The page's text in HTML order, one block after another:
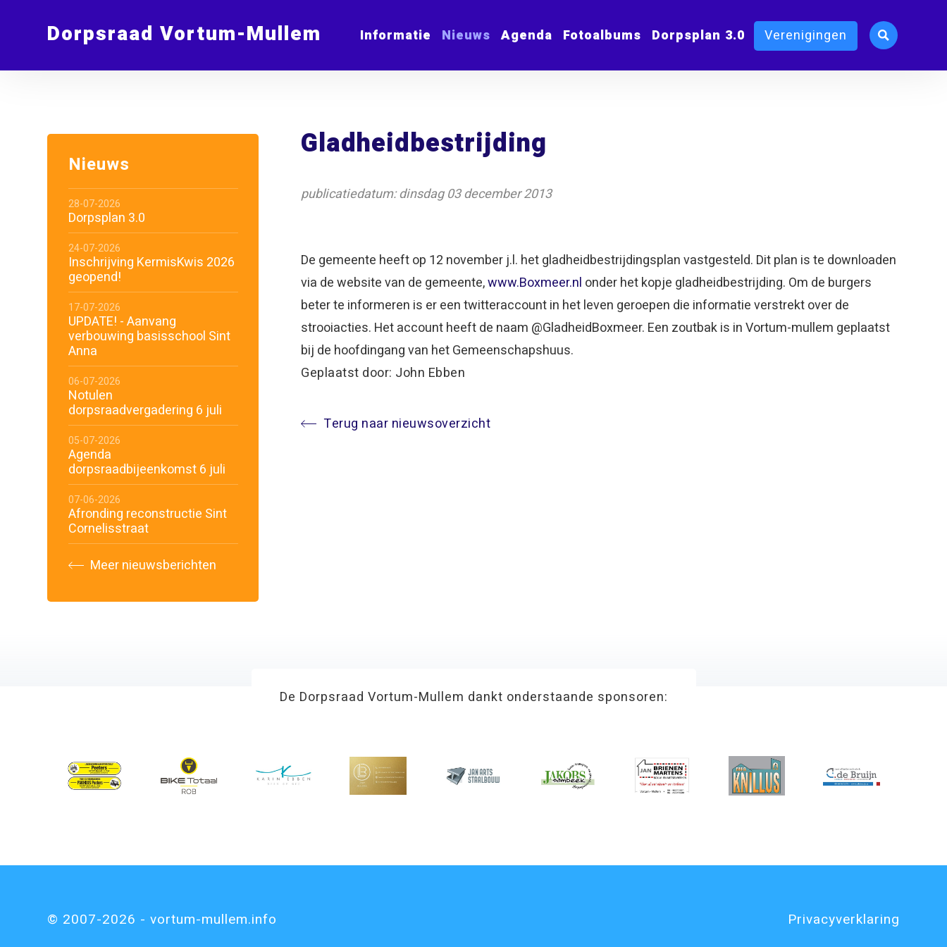
Dorpsraad Vortum-Mullem Informatie Nieuws Agenda Fotoalbums Dorpsplan 3.0 Verenigingen
Gladheidbestrijding
publicatiedatum: dinsdag 03 december 2013
De gemeente heeft op 12 november j.l. het gladheidbestrijdingsplan vastgesteld. Dit plan is te downloaden
via de website van de gemeente,www.Boxmeer.nl onder het kopje gladheidbestrijding. Om de burgers
beter te informeren is er een twitteraccount in het leven geroepen die informatie verstrekt over de
strooiacties. Het account heeft de naam @GladheidBoxmeer. Een zoutbak is in Vortum-mullem geplaatst
bij de hoofdingang van het Gemeenschapshuus.
Geplaatst door: John Ebben
Terug naar nieuwsoverzicht
Nieuws
28-07-2026
Dorpsplan 3.0
24-07-2026
Inschrijving KermisKwis 2026
geopend!
17-07-2026
UPDATE! - Aanvang
verbouwing basisschool Sint
Anna
06-07-2026
Notulen
dorpsraadvergadering 6 juli
05-07-2026
Agenda
dorpsraadbijeenkomst 6 juli
07-06-2026
Afronding reconstructie Sint
Cornelisstraat
Meer nieuwsberichten
De Dorpsraad Vortum-Mullem dankt onderstaande sponsoren:
© 2007-2026 - vortum-mullem.info Privacyverklaring